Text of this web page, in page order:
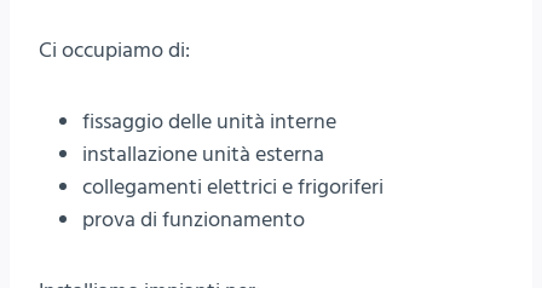
Ci occupiamo di:
fissaggio delle unità interne
installazione unità esterna
collegamenti elettrici e frigoriferi
prova di funzionamento